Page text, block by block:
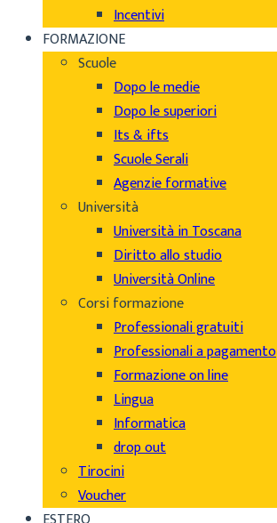
Incentivi
FORMAZIONE
Scuole
Dopo le medie
Dopo le superiori
Its & ifts
Scuole Serali
Agenzie formative
Università
Università in Toscana
Diritto allo studio
Università Online
Corsi formazione
Professionali gratuiti
Professionali a pagamento
Formazione on line
Lingua
Informatica
drop out
Tirocini
Voucher